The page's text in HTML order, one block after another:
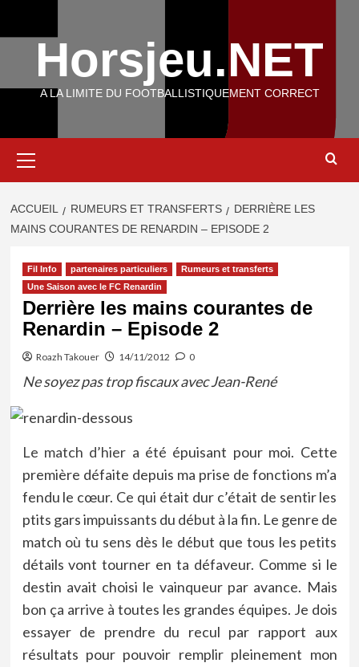
Horsjeu.NET
A LA LIMITE DU FOOTBALLISTIQUEMENT CORRECT
principal
ACCUEIL RUMEURS ET TRANSFERTS
DERRIÈRE LES
MAINS COURANTES DE RENARDIN – EPISODE 2
Fil Info partenaires particuliers
Rumeurs et transferts
Une Saison avec le FC Renardin
Derrière les mains courantes de
Renardin – Episode 2
Roazh Takouer 14/11/2012 0
Ne soyez pas trop fiscaux avec Jean-René
Le match d’hier a été épuisant pour moi. Cette
première défaite depuis ma prise de fonctions m’a
fendu le cœur. Ce qui était dur c’était de sentir les
ptits gars impuissants du début à la fin. Le genre de
match où tu sens dès le début que tous les petits
détails vont tourner en ta défaveur. Comme si le
destin avait choisi le vainqueur par avance. Mais
bon ça arrive à toutes les grandes équipes. Je dois
essayer de prendre du recul par rapport aux
résultats pour pouvoir remplir pleinement mon